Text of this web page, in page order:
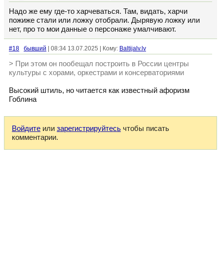
Надо же ему где-то харчеваться. Там, видать, харчи
пожиже стали или ложку отобрали. Дырявую ложку или
нет, про то мои данные о персонаже умалчивают.
#18 бывший | 08:34 13.07.2025 | Кому: Baltijalv.lv
> При этом он пообещал построить в России центры
культуры с хорами, оркестрами и консерваториями
Высокий штиль, но читается как известный афоризм
Гоблина
Войдите или зарегистрируйтесь чтобы писать
комментарии.